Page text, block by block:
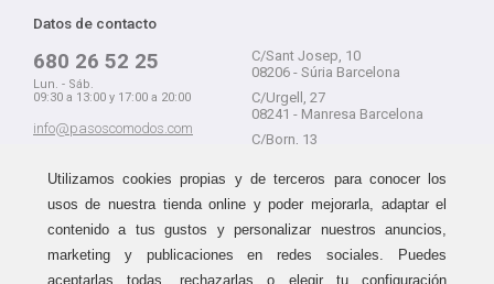
Datos de contacto
680 26 52 25
Lun. - Sáb.
09:30 a 13:00 y 17:00 a 20:00
info@pasoscomodos.com
C/Sant Josep, 10
08206 - Súria Barcelona
C/Urgell, 27
08241 - Manresa Barcelona
C/Born, 13
Guía de compra Devolución sin problemas
Utilizamos cookies propias y de terceros para conocer los
usos de nuestra tienda online y poder mejorarla, adaptar el
contenido a tus gustos y personalizar nuestros anuncios,
marketing y publicaciones en redes sociales. Puedes
aceptarlas todas, rechazarlas o elegir tu configuración